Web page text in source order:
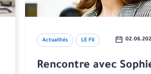
Actualités LE FIl
Rencontre avec